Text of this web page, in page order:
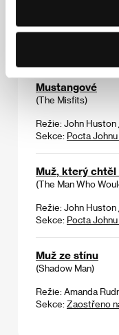
Mustangové
(The Misfits)
Režie: John Huston
Sekce: Pocta
Muž, který
(The Man Who
Režie: John Huston
Sekce: Pocta
Muž ze stínu
(Shadow Man)
Režie: Amanda
Sekce: Zaostřeno